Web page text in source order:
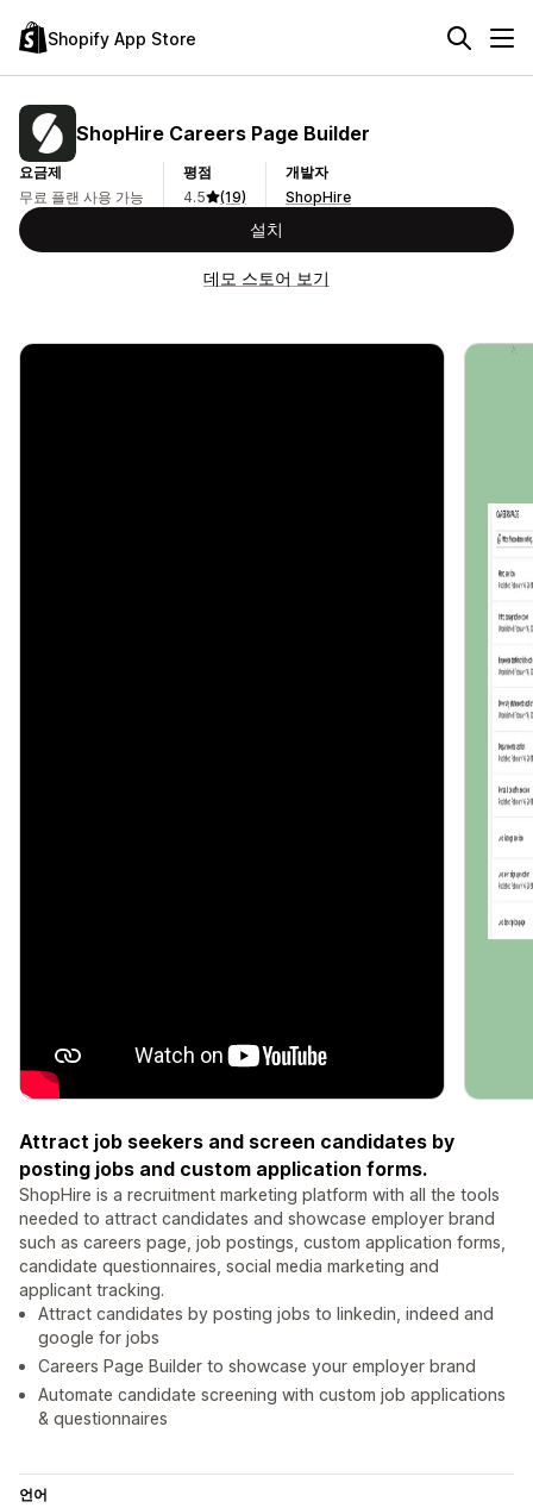
Shopify App Store
ShopHire Careers Page Builder
요금제
무료 플랜 사용 가능
평점
4.5
(19)
개발자
ShopHire
설치
데모 스토어 보기
Attract job seekers and screen candidates by
posting jobs and custom application forms.
ShopHire is a recruitment marketing platform with all the tools
needed to attract candidates and showcase employer brand
such as careers page, job postings, custom application forms,
candidate questionnaires, social media marketing and
applicant tracking.
Attract candidates by posting jobs to linkedin, indeed and
google for jobs
Careers Page Builder to showcase your employer brand
Automate candidate screening with custom job applications
& questionnaires
언어